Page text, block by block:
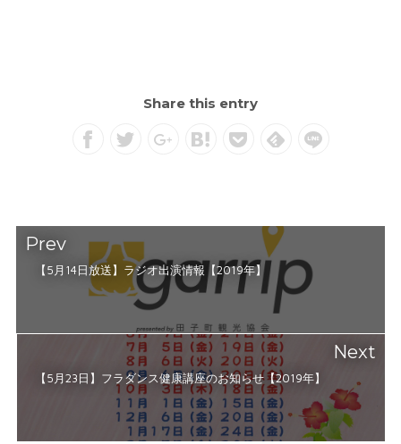
Share this entry
Prev
【5月14日放送】ラジオ出演情報【2019年】
Next
【5月23日】フラダンス健康講座のお知らせ【2019年】